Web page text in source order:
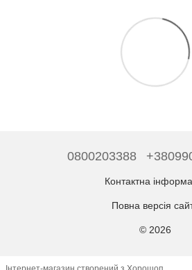
0800203388
Контактна
Повна версія
© 2026